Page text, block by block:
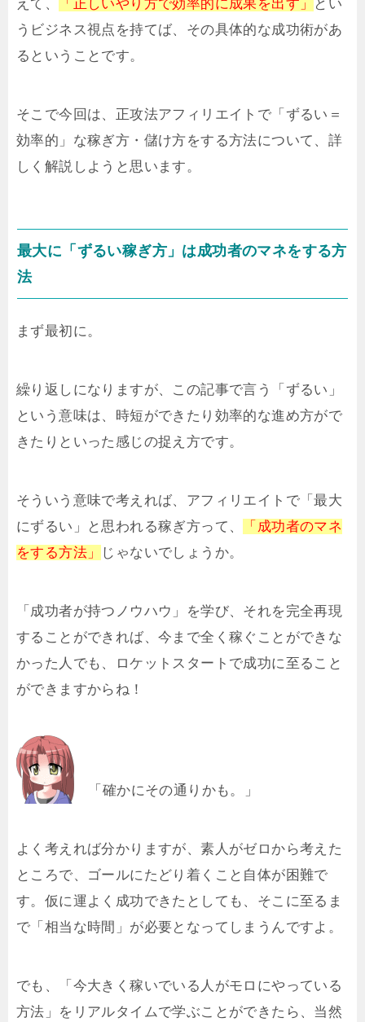
えて、 「正しいやり方で効率的に成果を出す」
とい
うビジネス視点を持てば、その具体的な成功術があ
るということです。
そこで今回は、正攻法アフィリエイトで「ずるい＝
効率的」な稼ぎ方・儲け方をする方法について、詳
しく解説しようと思います。
最大に「ずるい稼ぎ方」は成功者のマネをする方
法
まず最初に。
繰り返しになりますが、この記事で言う「ずるい」
という意味は、時短ができたり効率的な進め方がで
きたりといった感じの捉え方です。
そういう意味で考えれば、アフィリエイトで「最大
にずるい」と思われる稼ぎ方って、
「成功者のマネ
をする方法」
じゃないでしょうか。
「成功者が持つノウハウ」を学び、それを完全再現
することができれば、今まで全く稼ぐことができな
かった人でも、ロケットスタートで成功に至ること
ができますからね！
「確かにその通りかも。」
よく考えれば分かりますが、素人がゼロから考えた
ところで、ゴールにたどり着くこと自体が困難で
す。仮に運よく成功できたとしても、そこに至るま
で「相当な時間」が必要となってしまうんですよ。
でも、「今大きく稼いでいる人がモロにやっている
方法」をリアルタイムで学ぶことができたら、当然